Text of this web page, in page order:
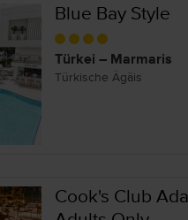
Blue Bay Style
Türkei – Marmaris
Türkische Ägäis
Cook's Club